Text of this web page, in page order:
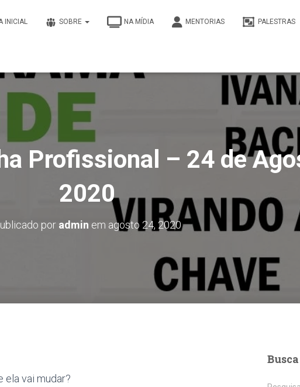
INICIAL SOBRE NA MÍDIA MENTORIAS PALESTRAS
Profissional – 24 de
2020
por admin em agosto 24, 2020
ela vai mudar?
Busca
P